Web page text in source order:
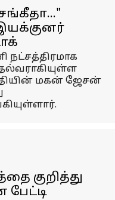
நட்சத்திரமாக
மகன் ஜேசன்
குறித்து
பேட்டி